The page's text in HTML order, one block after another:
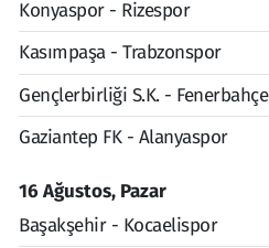
Konyaspor - Rizespor
Kasımpaşa - Trabzonspor
Gençlerbirliği S.K. - Fenerbahçe
Gaziantep FK - Alanyaspor
16 Ağustos, Pazar
Başakşehir - Kocaelispor